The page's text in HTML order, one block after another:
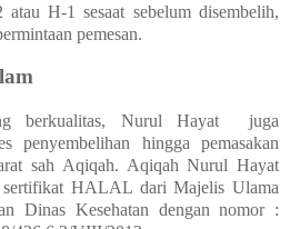
H-1 sesaat sebelum disembelih,
pemesan.
berkualitas, Nurul Hayat
juga
penyembelihan hingga pemasakan
sah Aqiqah. Aqiqah Nurul Hayat
sertifikat HALAL dari Majelis Ulama
Dinas Kesehatan dengan nomor :